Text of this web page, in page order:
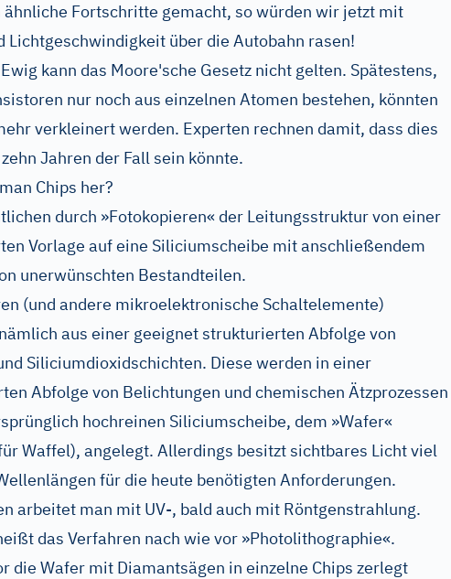
ähnliche Fortschritte gemacht, so würden wir jetzt mit
Lichtgeschwindigkeit über die Autobahn rasen!
kann das Moore'sche Gesetz nicht gelten. Spätestens,
nur noch aus einzelnen Atomen bestehen, könnten
verkleinert werden. Experten rechnen damit, dass dies
Jahren der Fall sein könnte.
Chips her?
durch »Fotokopieren« der Leitungsstruktur von einer
Vorlage auf eine Siliciumscheibe mit anschließendem
unerwünschten Bestandteilen.
(und andere mikroelektronische Schaltelemente)
aus einer geeignet strukturierten Abfolge von
Siliciumdioxidschichten. Diese werden in einer
Abfolge von Belichtungen und chemischen Ätzprozessen
hochreinen Siliciumscheibe, dem »Wafer«
Waffel), angelegt. Allerdings besitzt sichtbares Licht viel
für die heute benötigten Anforderungen.
arbeitet man mit UV-, bald auch mit Röntgenstrahlung.
das Verfahren nach wie vor »Photolithographie«.
die Wafer mit Diamantsägen in einzelne Chips zerlegt